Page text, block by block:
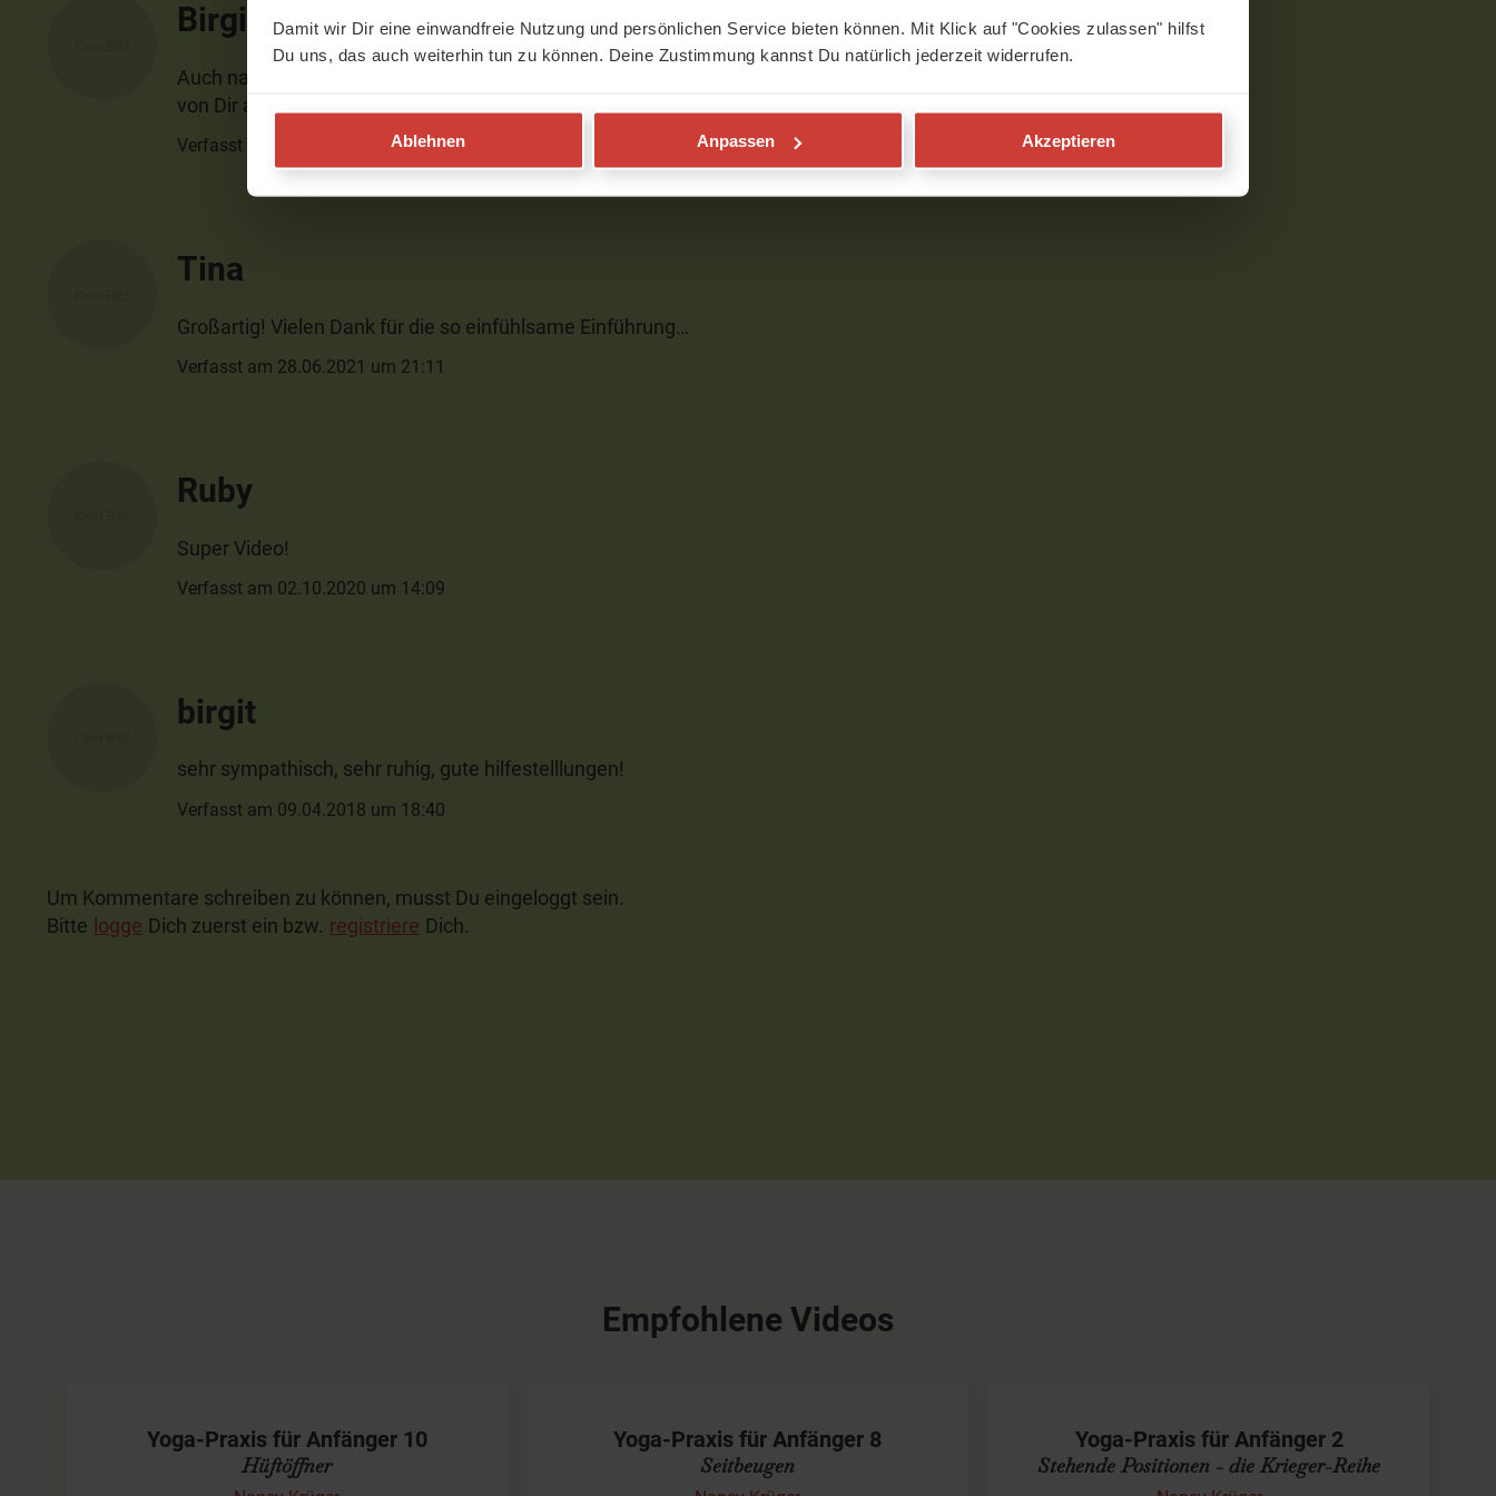
Damit wir Dir eine einwandfreie Nutzung und persönlichen Service bieten können. Mit Klick auf "Cookies zulassen" hilfst
Du uns, das auch weiterhin tun zu können. Deine Zustimmung kannst Du natürlich jederzeit widerrufen.
Ablehnen Anpassen Akzeptieren
Birgit
Auch nach langer Praxis einfach herrlich.Es geht so eine wunderbare Ruhe
von Dir aus.Vielen Dank und schöne Pfingsten
Verfasst am 05.06.2022 um 11:31
Tina
Großartig! Vielen Dank für die so einfühlsame Einführung…
Verfasst am 28.06.2021 um 21:11
Ruby
Super Video!
Verfasst am 02.10.2020 um 14:09
birgit
sehr sympathisch, sehr ruhig, gute hilfestelllungen!
Verfasst am 09.04.2018 um 18:40
Um Kommentare schreiben zu können, musst Du eingeloggt sein.
Bitte logge Dich zuerst ein bzw. registriere Dich.
Empfohlene Videos
Yoga-Praxis für Anfänger 10
Hüftöffner
Yoga-Praxis für Anfänger 8
Seitbeugen
Yoga-Praxis für Anfänger 2
Stehende Positionen - die Krieger-Reihe